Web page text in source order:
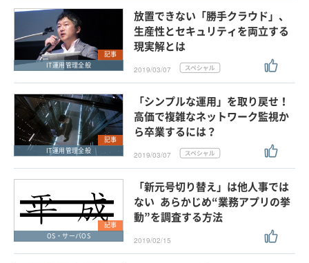
記事
IT運用管理全般
放置できない「勝手クラウド」、
生産性とセキュリティを両立する
現実解とは
2019/03/07
記事
IT運用管理全般
「シンプルな運用」を取り戻せ！
高価で複雑なネットワーク監視か
ら卒業するには？
2019/03/07
記事
OS・サーバOS
「新元号切り替え」は他人事では
ない あらかじめ“業務アプリの挙
動”を調査する方法
2019/02/15